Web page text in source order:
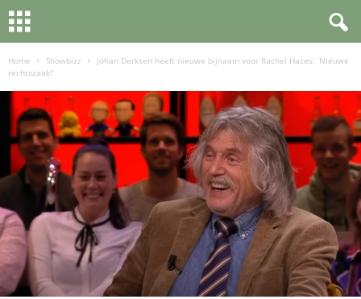
Home Showbizz
Johan Derksen heeft nieuwe bijnaam voor Rachel Hazes: ‘Nieuwe
rechtszaak!’